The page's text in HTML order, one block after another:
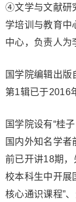
④文学与文献研
学培训与教育
中心，负责人为
国学院编辑出版
第1辑已于2016
国学院设有“桂
国内外知名学者
前已开讲18期
校本科生中开展
核心通识课程”